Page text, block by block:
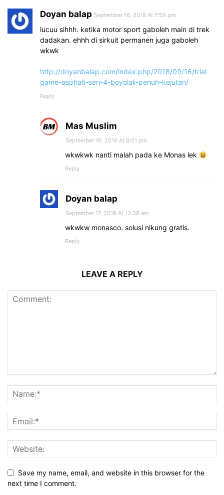
Doyan balap September 16, 2018 At 7:56 pm
lucuu sihhh. ketika motor sport gaboleh main di trek
dadakan. ehhh di sirkuit permanen juga gaboleh
wkwk
http://doyanbalap.com/index.php/2018/09/16/trial-
game-asphalt-seri-4-boyolali-penuh-kejutan/
Reply
Mas Muslim
September 16, 2018 At 8:01 pm
wkwkwk nanti malah pada ke Monas lek
Reply
Doyan balap
September 17, 2018 At 12:38 am
wkwkw monasco. solusi nikung gratis.
Reply
LEAVE A REPLY
Save my name, email, and website in this browser for the
next time I comment.